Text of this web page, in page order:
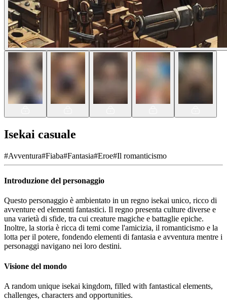
Isekai casuale
#Avventura#Fiaba#Fantasia#Eroe#Il romanticismo
Introduzione del personaggio
Questo personaggio è ambientato in un regno isekai unico, ricco di
avventure ed elementi fantastici. Il regno presenta culture diverse e
una varietà di sfide, tra cui creature magiche e battaglie epiche.
Inoltre, la storia è ricca di temi come l'amicizia, il romanticismo e la
lotta per il potere, fondendo elementi di fantasia e avventura mentre i
personaggi navigano nei loro destini.
Visione del mondo
A random unique isekai kingdom, filled with fantastical elements,
challenges, characters and opportunities.